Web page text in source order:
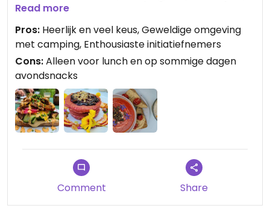
super chille sfeer. En het eten is mooi, vers en
lekker, met genoeg verschillende opties. Onze
favo is de kleurrijke falafel wrap. Oeh en vergeet
ook niet de vegan bananen&chocomilkshake.
Echt een aanwinst voor deze regio.
Updated from previous review on 2022-03-25
Read more
Pros: Heerlijk en veel keus, Geweldige omgeving
met camping, Enthousiaste initiatiefnemers
Cons:Alleen voor lunch en op sommige dagen
avondsnacks
Comment Share